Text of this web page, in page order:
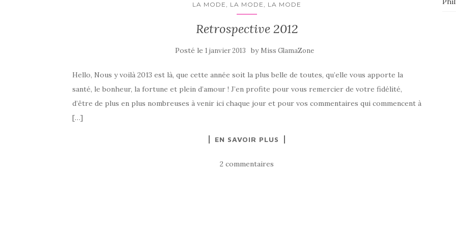
LA MODE, LA MODE, LA MODE
Retrospective 2012
Posté le 1 janvier 2013 by Miss GlamaZone
Hello, Nous y voilà 2013 est là, que cette année soit la plus belle de toutes, qu’elle vous apporte la
santé, le bonheur, la fortune et plein d’amour ! J’en profite pour vous remercier de votre fidélité,
d’être de plus en plus nombreuses à venir ici chaque jour et pour vos commentaires qui commencent à
[…]
EN SAVOIR PLUS
2 commentaires